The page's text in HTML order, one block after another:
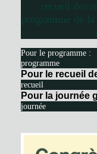
recueil des
programme de
Pour le programme :
programme
Pour le recueil
recueil
Pour la journée
journée